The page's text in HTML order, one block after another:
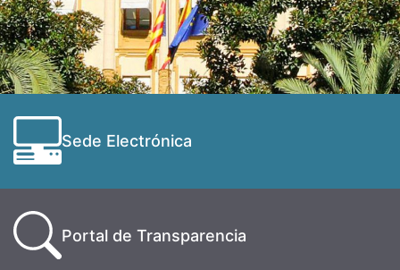
Sede Electrónica
Portal de Transparencia